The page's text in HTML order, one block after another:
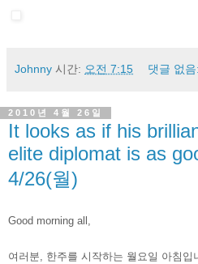
Johnny 시간: 오전 7:15 댓글 없음:
2010년 4월 26일
It looks as if his
elite diplomat is as
4/26(월)
Good morning all,
여러분, 한주를 시작하는 월요일 아침입